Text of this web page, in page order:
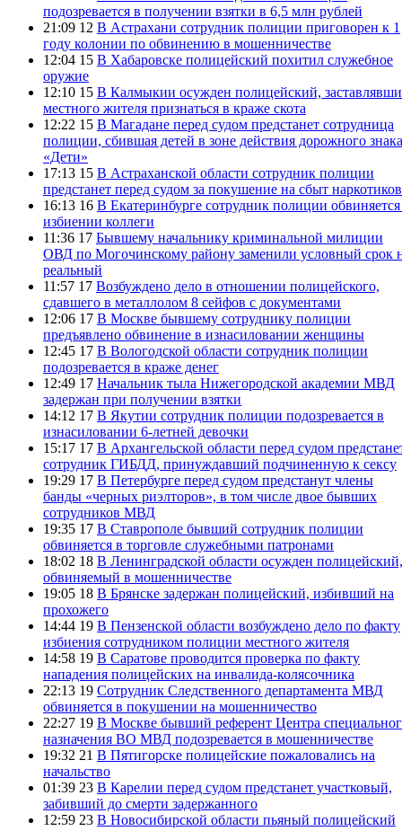
подозревается в получении взятки в 6,5 млн рублей
21:09 12 В Астрахани сотрудник полиции приговорен к 1
году колонии по обвинению в мошенничестве
12:04 15 В Хабаровске полицейский похитил служебное
оружие
12:10 15 В Калмыкии осужден полицейский,
местного жителя признаться в краже скота
12:22 15 В Магадане перед судом предстанет сотрудница
полиции, сбившая детей в зоне действия дорожного знака
«Дети»
17:13 15 В Астраханской области сотрудник полиции
предстанет перед судом за покушение на сбыт наркотиков
16:13 16 В Екатеринбурге сотрудник полиции
избиении коллеги
11:36 17 Бывшему начальнику криминальной милиции
ОВД по Могочинскому району заменили условный срок
реальный
11:57 17 Возбуждено дело в отношении полицейского,
сдавшего в металлолом 8 сейфов с документами
12:06 17 В Москве бывшему сотруднику полиции
предъявлено обвинение в изнасиловании женщины
12:45 17 В Вологодской области сотрудник полиции
подозревается в краже денег
12:49 17 Начальник тыла Нижегородской академии МВД
задержан при получении взятки
14:12 17 В Якутии сотрудник полиции подозревается в
изнасиловании 6-летней девочки
15:17 17 В Архангельской области перед судом
сотрудник ГИБДД, принуждавший подчиненную к сексу
19:29 17 В Петербурге перед судом предстанут члены
банды «черных риэлторов», в том числе двое бывших
сотрудников МВД
19:35 17 В Ставрополе бывший сотрудник полиции
обвиняется в торговле служебными патронами
18:02 18 В Ленинградской области осужден полицейский,
обвиняемый в мошенничестве
19:05 18 В Брянске задержан полицейский, избивший на
прохожего
14:44 19 В Пензенской области возбуждено дело по факту
избиения сотрудником полиции местного жителя
14:58 19 В Саратове проводится проверка по факту
нападения полицейских на инвалида-колясочника
22:13 19 Сотрудник Следственного департамента МВД
обвиняется в покушении на мошенничество
22:27 19 В Москве бывший референт Центра
назначения ВО МВД подозревается в мошенничестве
19:32 21 В Пятигорске полицейские пожаловались на
начальство
01:39 23 В Карелии перед судом предстанет участковый,
забивший до смерти задержанного
12:59 23 В Новосибирской области пьяный полицейский